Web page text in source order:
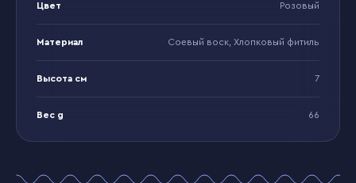
Цвет Розовый
Материал Соевый воск, Хлопковый фитиль
Высота см 7
Вес g 66